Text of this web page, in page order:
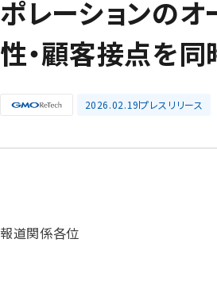
ポレーションの
性・顧客接点を
2026.02.19プレスリリース
報道関係各位